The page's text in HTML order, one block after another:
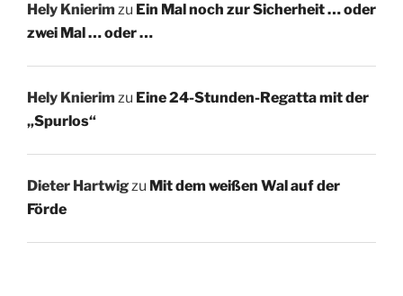
Hely Knierim zu Ein Mal noch zur Sicherheit … oder
zwei Mal … oder …
Hely Knierim zu Eine 24-Stunden-Regatta mit der
„Spurlos“
Dieter Hartwigzu Mit dem weißen Wal auf der
Förde